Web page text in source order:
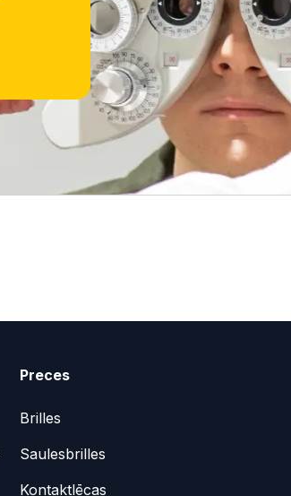
Preces
Brilles
Saulesbrilles
Kontaktlēcas